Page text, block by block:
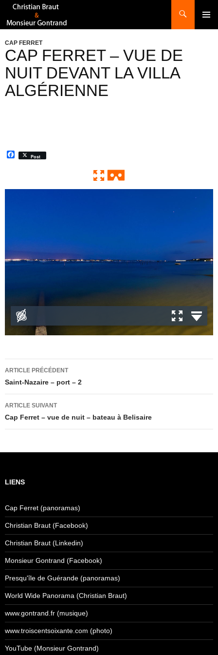
Recherche
AU
CAP FERRET
CAP FERRET – VUE DE
NUIT DEVANT LA VILLA
ALGÉRIENNE
F
a
Post
Navigation
des
articles
ARTICLE PRÉCÉDENT
Saint-Nazaire – port – 2
ARTICLE SUIVANT
Cap Ferret – vue de nuit – bateau à Belisaire
LIENS
Cap Ferret (panoramas)
Christian Braut (Facebook)
Christian Braut (Linkedin)
Monsieur Gontrand (Facebook)
Presqu'île de Guérande (panoramas)
World Wide Panorama (Christian Braut)
www.gontrand.fr (musique)
www.troiscentsoixante.com (photo)
YouTube (Monsieur Gontrand)